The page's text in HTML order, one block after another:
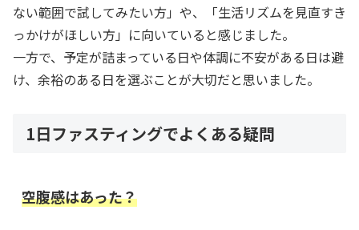
ない範囲で試してみたい方」や、「生活リズムを見直すき
っかけがほしい方」に向いていると感じました。
一方で、予定が詰まっている日や体調に不安がある日は避
け、余裕のある日を選ぶことが大切だと思いました。
1日ファスティングでよくある疑問
空腹感はあった？